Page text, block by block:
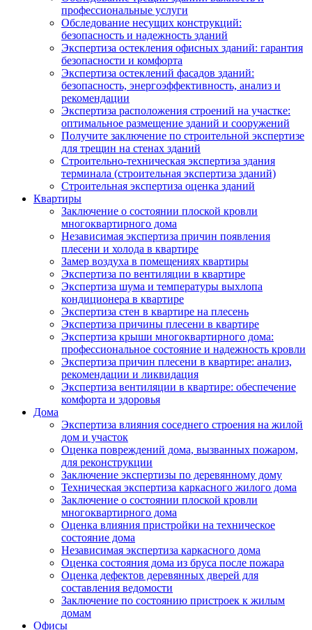
профессиональные услуги
Обследование несущих конструкций:
безопасность и надежность зданий
Экспертиза остекления офисных зданий: гарантия
безопасности и комфорта
Экспертиза остеклений фасадов зданий:
безопасность, энергоэффективность, анализ и
рекомендации
Экспертиза расположения строений на участке:
оптимальное размещение зданий и сооружений
Получите заключение по строительной экспертизе
для трещин на стенах зданий
Строительно-техническая экспертиза здания
терминала (строительная экспертиза зданий)
Строительная экспертиза оценка зданий
Квартиры
Заключение о состоянии плоской кровли
многоквартирного дома
Независимая экспертиза причин появления
плесени и холода в квартире
Замер воздуха в помещениях квартиры
Экспертиза по вентиляции в квартире
Экспертиза шума и температуры выхлопа
кондиционера в квартире
Экспертиза стен в квартире на плесень
Экспертиза причины плесени в квартире
Экспертиза крыши многоквартирного дома:
профессиональное состояние и надежность кровли
Экспертиза причин плесени в квартире: анализ,
рекомендации и ликвидация
Экспертиза вентиляции в квартире: обеспечение
комфорта и здоровья
Дома
Экспертиза влияния соседнего строения на жилой
дом и участок
Оценка повреждений дома, вызванных пожаром,
для реконструкции
Заключение экспертизы по деревянному дому
Техническая экспертиза каркасного жилого дома
Заключение о состоянии плоской кровли
многоквартирного дома
Оценка влияния пристройки на техническое
состояние дома
Независимая экспертиза каркасного дома
Оценка состояния дома из бруса после пожара
Оценка дефектов деревянных дверей для
составления ведомости
Заключение по состоянию пристроек к жилым
домам
Офисы